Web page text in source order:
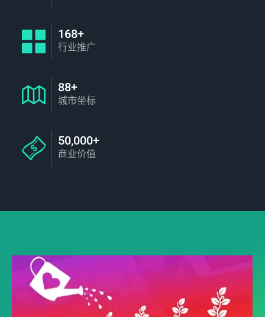
168+
行业推广
88+
城市坐标
50,000+
商业价值